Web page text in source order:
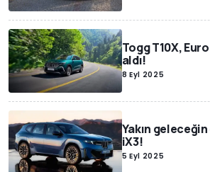
Togg T10X,
aldı!
8 Eyl 2025
Yakın
iX3!
5 Eyl 2025